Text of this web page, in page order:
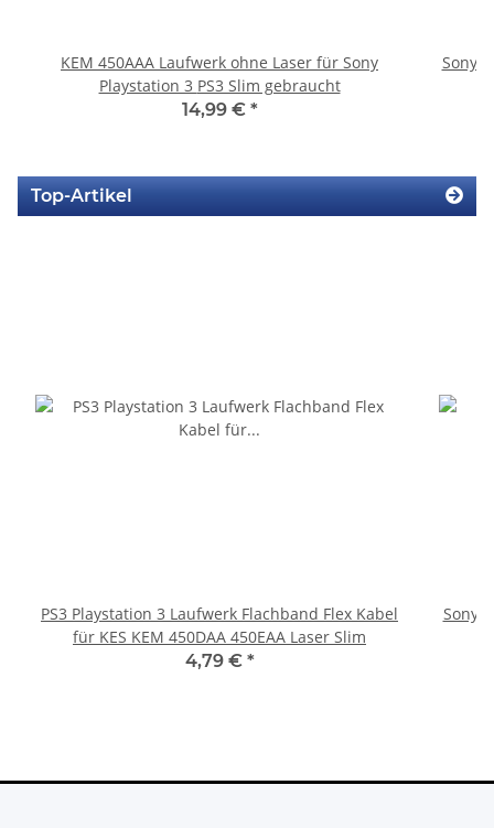
KEM 450AAA Laufwerk ohne Laser für Sony
Playstation 3 PS3 Slim gebraucht
14,99 € *
Sony
Top-Artikel
PS3 Playstation 3 Laufwerk Flachband Flex Kabel
für KES KEM 450DAA 450EAA Laser Slim
4,79 € *
Sony